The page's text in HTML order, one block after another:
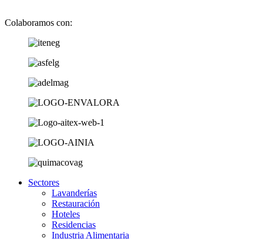
Colaboramos con:
Sectores
Lavanderías
Restauración
Hoteles
Residencias
Industria Alimentaria